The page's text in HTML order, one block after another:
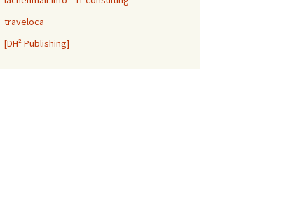
traveloca
[DH² Publishing]